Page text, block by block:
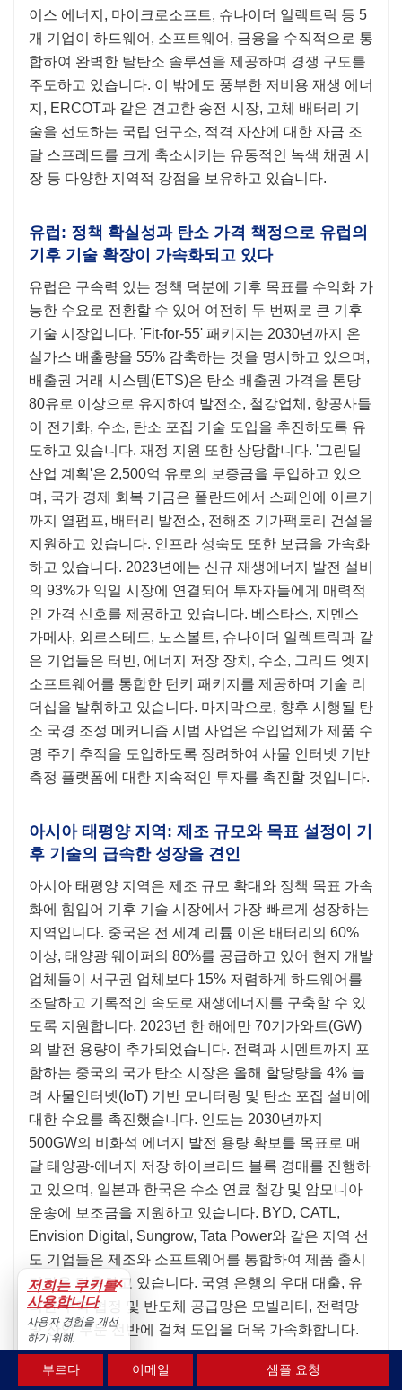
이스 에너지, 마이크로소프트, 슈나이더 일렉트릭 등 5
개 기업이 하드웨어, 소프트웨어, 금융을 수직적으로 통
합하여 완벽한 탈탄소 솔루션을 제공하며 경쟁 구도를
주도하고 있습니다. 이 밖에도 풍부한 저비용 재생 에너
지, ERCOT과 같은 견고한 송전 시장, 고체 배터리 기
술을 선도하는 국립 연구소, 적격 자산에 대한 자금 조
달 스프레드를 크게 축소시키는 유동적인 녹색 채권 시
장 등 다양한 지역적 강점을 보유하고 있습니다.
유럽: 정책 확실성과 탄소 가격 책정으로 유럽의
기후 기술 확장이 가속화되고 있다
유럽은 구속력 있는 정책 덕분에 기후 목표를 수익화 가
능한 수요로 전환할 수 있어 여전히 두 번째로 큰 기후
기술 시장입니다. 'Fit-for-55' 패키지는 2030년까지 온
실가스 배출량을 55% 감축하는 것을 명시하고 있으며,
배출권 거래 시스템(ETS)은 탄소 배출권 가격을 톤당
80유로 이상으로 유지하여 발전소, 철강업체, 항공사들
이 전기화, 수소, 탄소 포집 기술 도입을 추진하도록 유
도하고 있습니다. 재정 지원 또한 상당합니다. '그린딜
산업 계획'은 2,500억 유로의 보증금을 투입하고 있으
며, 국가 경제 회복 기금은 폴란드에서 스페인에 이르기
까지 열펌프, 배터리 발전소, 전해조 기가팩토리 건설을
지원하고 있습니다. 인프라 성숙도 또한 보급을 가속화
하고 있습니다. 2023년에는 신규 재생에너지 발전 설비
의 93%가 익일 시장에 연결되어 투자자들에게 매력적
인 가격 신호를 제공하고 있습니다. 베스타스, 지멘스
가메사, 외르스테드, 노스볼트, 슈나이더 일렉트릭과 같
은 기업들은 터빈, 에너지 저장 장치, 수소, 그리드 엣지
소프트웨어를 통합한 턴키 패키지를 제공하며 기술 리
더십을 발휘하고 있습니다. 마지막으로, 향후 시행될 탄
소 국경 조정 메커니즘 시범 사업은 수입업체가 제품 수
명 주기 추적을 도입하도록 장려하여 사물 인터넷 기반
측정 플랫폼에 대한 지속적인 투자를 촉진할 것입니다.
아시아 태평양 지역: 제조 규모와 목표 설정이 기
후 기술의 급속한 성장을 견인
아시아 태평양 지역은 제조 규모 확대와 정책 목표 가속
화에 힘입어 기후 기술 시장에서 가장 빠르게 성장하는
지역입니다. 중국은 전 세계 리튬 이온 배터리의 60%
이상, 태양광 웨이퍼의 80%를 공급하고 있어 현지 개발
업체들이 서구권 업체보다 15% 저렴하게 하드웨어를
조달하고 기록적인 속도로 재생에너지를 구축할 수 있
도록 지원합니다. 2023년 한 해에만 70기가와트(GW)
의 발전 용량이 추가되었습니다. 전력과 시멘트까지 포
함하는 중국의 국가 탄소 시장은 올해 할당량을 4% 늘
려 사물인터넷(IoT) 기반 모니터링 및 탄소 포집 설비에
대한 수요를 촉진했습니다. 인도는 2030년까지
500GW의 비화석 에너지 발전 용량 확보를 목표로 매
달 태양광-에너지 저장 하이브리드 블록 경매를 진행하
고 있으며, 일본과 한국은 수소 연료 철강 및 암모니아
운송에 보조금을 지원하고 있습니다. BYD, CATL,
Envision Digital, Sungrow, Tata Power와 같은 지역 선
도 기업들은 제조와 소프트웨어를 통합하여 제품 출시
기간을 단축하고 있습니다. 국영 은행의 우대 대출, 유
리한 무역 협정 및 반도체 공급망은 모빌리티, 전력망
및 산업 부문 전반에 걸쳐 도입을 더욱 가속화합니다.
부르다 이메일 샘플 요청
저희는 쿠키를
사용합니다
×
사용자 경험을 개선
하기 위해.